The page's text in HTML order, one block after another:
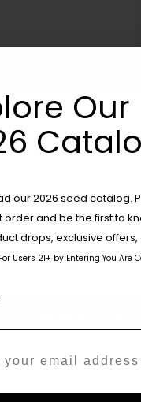
Tweet dit
Mark
You Aged 18 Or
and products of our
age.Please see
cookie settings and
AGREE & ENTER, you
Our
our 2026 seed catalog.
order and be the first to
drops, exclusive
Users 21+ by Entering You Are